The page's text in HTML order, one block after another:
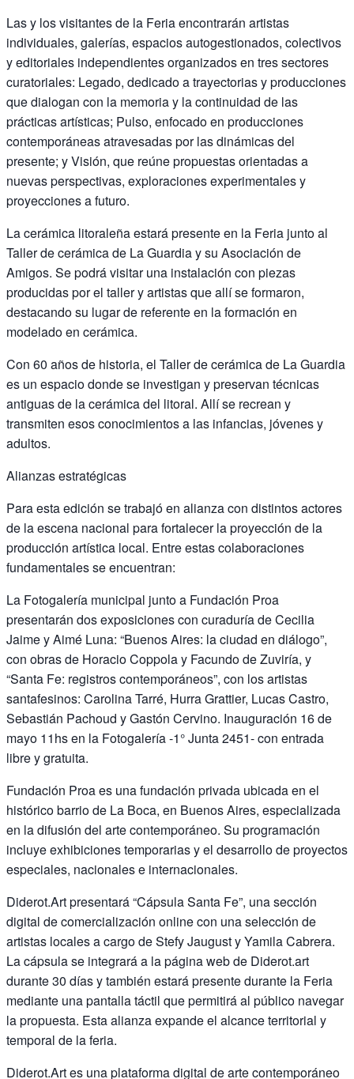
Las y los visitantes de la Feria encontrarán artistas
individuales, galerías, espacios autogestionados, colectivos
y editoriales independientes organizados en tres sectores
curatoriales: Legado, dedicado a trayectorias y producciones
que dialogan con la memoria y la continuidad de las
prácticas artísticas; Pulso, enfocado en producciones
contemporáneas atravesadas por las dinámicas del
presente; y Visión, que reúne propuestas orientadas a
nuevas perspectivas, exploraciones experimentales y
proyecciones a futuro.
La cerámica litoraleña estará presente en la Feria junto al
Taller de cerámica de La Guardia y su Asociación de
Amigos. Se podrá visitar una instalación con piezas
producidas por el taller y artistas que allí se formaron,
destacando su lugar de referente en la formación en
modelado en cerámica.
Con 60 años de historia, el Taller de cerámica de La Guardia
es un espacio donde se investigan y preservan técnicas
antiguas de la cerámica del litoral. Allí se recrean y
transmiten esos conocimientos a las infancias, jóvenes y
adultos.
Alianzas estratégicas
Para esta edición se trabajó en alianza con distintos actores
de la escena nacional para fortalecer la proyección de la
producción artística local. Entre estas colaboraciones
fundamentales se encuentran:
La Fotogalería municipal junto a Fundación Proa
presentarán dos exposiciones con curaduría de Cecilia
Jaime y Aimé Luna: “Buenos Aires: la ciudad en diálogo”,
con obras de Horacio Coppola y Facundo de Zuviría, y
“Santa Fe: registros contemporáneos”, con los artistas
santafesinos: Carolina Tarré, Hurra Grattier, Lucas Castro,
Sebastián Pachoud y Gastón Cervino. Inauguración 16 de
mayo 11hs en la Fotogalería -1° Junta 2451- con entrada
libre y gratuita.
Fundación Proa es una fundación privada ubicada en el
histórico barrio de La Boca, en Buenos Aires, especializada
en la difusión del arte contemporáneo. Su programación
incluye exhibiciones temporarias y el desarrollo de proyectos
especiales, nacionales e internacionales.
Diderot.Art presentará “Cápsula Santa Fe”, una sección
digital de comercialización online con una selección de
artistas locales a cargo de Stefy Jaugust y Yamila Cabrera.
La cápsula se integrará a la página web de Diderot.art
durante 30 días y también estará presente durante la Feria
mediante una pantalla táctil que permitirá al público navegar
la propuesta. Esta alianza expande el alcance territorial y
temporal de la feria.
Diderot.Art es una plataforma digital de arte contemporáneo